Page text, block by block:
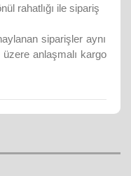
rahatlığı ile sipariş
siparişler aynı
anlaşmalı kargo